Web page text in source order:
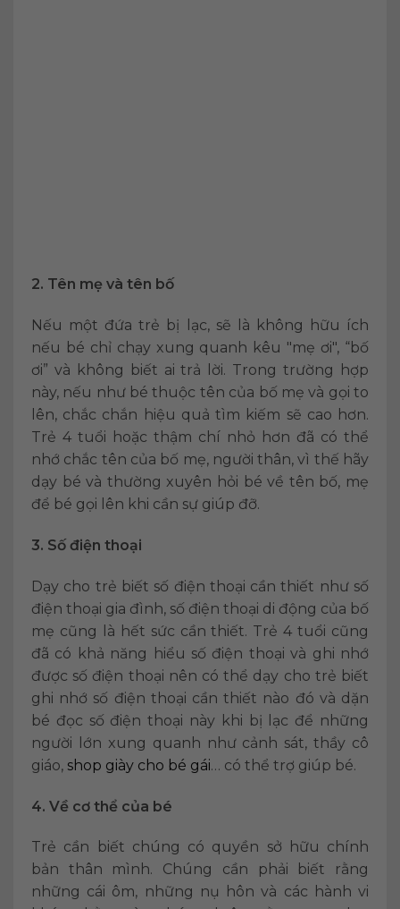
2. Tên mẹ và tên bố
Nếu một đứa trẻ bị lạc, sẽ là không hữu ích
nếu bé chỉ chạy xung quanh kêu "mẹ ơi", “bố
ơi” và không biết ai trả lời. Trong trường hợp
này, nếu như bé thuộc tên của bố mẹ và gọi to
lên, chắc chắn hiệu quả tìm kiếm sẽ cao hơn.
Trẻ 4 tuổi hoặc thậm chí nhỏ hơn đã có thể
nhớ chắc tên của bố mẹ, người thân, vì thế hãy
dạy bé và thường xuyên hỏi bé về tên bố, mẹ
để bé gọi lên khi cần sự giúp đỡ.
3. Số điện thoại
Dạy cho trẻ biết số điện thoại cần thiết như số
điện thoại gia đình, số điện thoại di động của bố
mẹ cũng là hết sức cần thiết. Trẻ 4 tuổi cũng
đã có khả năng hiểu số điện thoại và ghi nhớ
được số điện thoại nên có thể dạy cho trẻ biết
ghi nhớ số điện thoại cần thiết nào đó và dặn
bé đọc số điện thoại này khi bị lạc để những
người lớn xung quanh như cảnh sát, thầy cô
giáo, shop giày cho bé gái… có thể trợ giúp bé.
4. Về cơ thể của bé
Trẻ cần biết chúng có quyền sở hữu chính
bản thân mình. Chúng cần phải biết rằng
những cái ôm, những nụ hôn và các hành vi